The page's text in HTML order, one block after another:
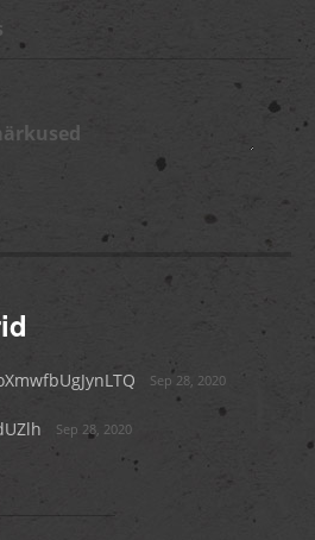
Sep 28, 2020
Sep 28, 2020